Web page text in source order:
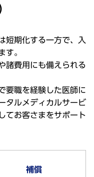
短期化する一方で、入
す。
諸費用にも備えられる
要職を経験した医師に
タルメディカルサービ
てお客さまをサポート
補償